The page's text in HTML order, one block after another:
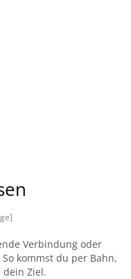
Verbindung oder
kommst du per Bahn,
dein Ziel.